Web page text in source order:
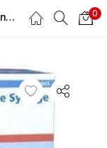
Syringe With Needle 10cc / 10ml – One Med 0
REGISTER